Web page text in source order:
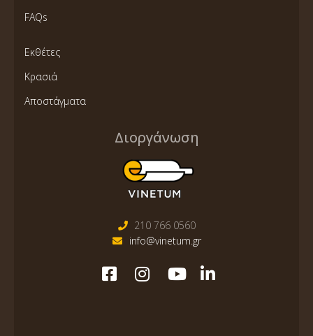
FAQs
Εκθέτες
Κρασιά
Αποστάγματα
Διοργάνωση
210 766 0560
info@vinetum.gr